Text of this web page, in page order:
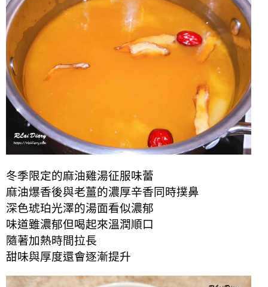
冬季限定的麻油雞湯征服味蕾
麻油爆香後與老薑的濃厚辛香同時撲鼻
深色琥珀光澤的湯面看似濃郁
味道雖濃郁但喝起來溫潤順口
隨著加熱時間拉長
甜味與厚度還會逐漸提升